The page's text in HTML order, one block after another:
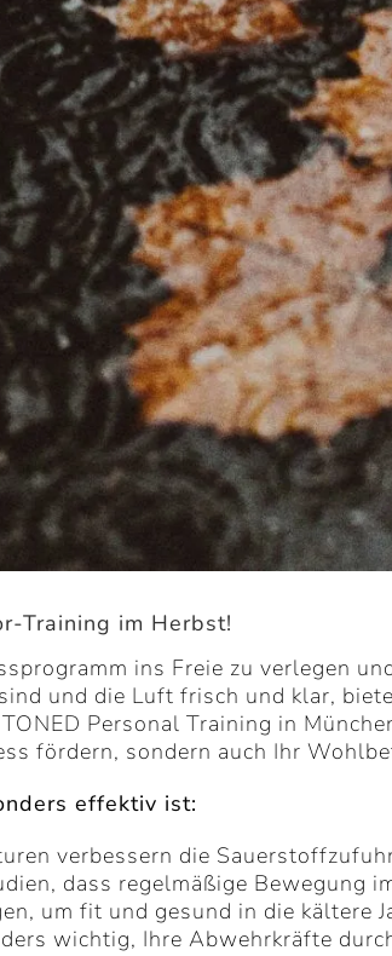
Training im Herbst!
ins Freie zu verlegen
und die Luft frisch und klar,
Personal Training in
fördern, sondern auch Ihr
effektiv ist:
verbessern die
dass regelmäßige Bewegung
um fit und gesund in die kältere
wichtig, Ihre Abwehrkräfte